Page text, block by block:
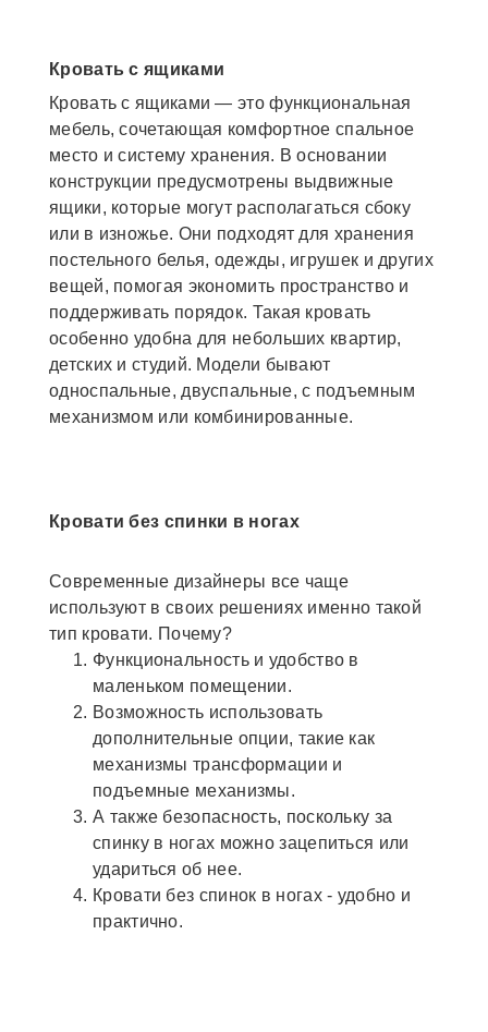
Кровать с ящиками
Кровать с ящиками — это функциональная
мебель, сочетающая комфортное спальное
место и систему хранения. В основании
конструкции предусмотрены выдвижные
ящики, которые могут располагаться сбоку
или в изножье. Они подходят для хранения
постельного белья, одежды, игрушек и других
вещей, помогая экономить пространство и
поддерживать порядок. Такая кровать
особенно удобна для небольших квартир,
детских и студий. Модели бывают
односпальные, двуспальные, с подъемным
механизмом или комбинированные.
Кровати без спинки в ногах
Современные дизайнеры все чаще
используют в своих решениях именно такой
тип кровати. Почему?
Функциональность и удобство в
маленьком помещении.
Возможность использовать
дополнительные опции, такие как
механизмы трансформации и
подъемные механизмы.
А также безопасность, поскольку за
спинку в ногах можно зацепиться или
удариться об нее.
Кровати без спинок в ногах - удобно и
практично.